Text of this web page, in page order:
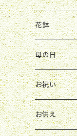
送別会
お供え
仏壇花
定期便
W&G
R&P
Y&O
お見舞い
送別会
開店祝い
お供え
Y&O
W&G
ソープフラワー
誕生日
お見舞い
送別会
お誕生日
お祝い
発表会
開店祝い
お祝い
花鉢
クレマチス
紫
母の日
花束
アレンジ
お祝い
花束
お供え